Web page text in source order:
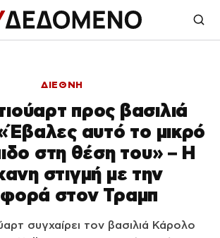
ΔΙΕΘΝΗ
προς βασιλιά
αυτό το μικρό
στη θέση του» – Η
στιγμή με την
στον Τραμπ
συγχαίρει τον βασιλιά Κάρολο